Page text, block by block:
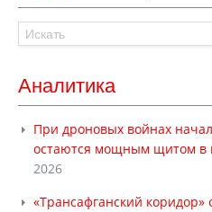
Аналитика
При дроновых войнах
остаются мощным щитом в
2026
«Трансафганский коридор»